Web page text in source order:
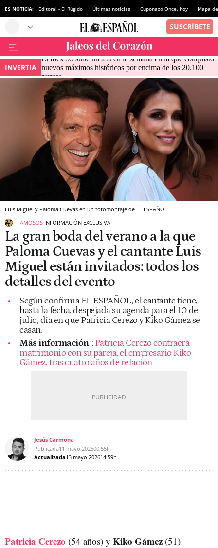
ES NOTICIA: Editoral - El Rúgido Últimas noticias Cuponazo Once, hoy Mapa
INVERTIA
El Ibex 35 sube un 2% en la semana en la que conquistó
nuevos máximos históricos por encima de los 20.100
puntos
Luis Miguel y Paloma Cuevas en un fotomontaje de EL ESPAÑOL.
FAMOSOS INFORMACIÓN EXCLUSIVA
La gran boda del verano a la que
Paloma Cuevas y el cantante Luis
Miguel están invitados: todos los
detalles del evento
Según confirma EL ESPAÑOL, el cantante tiene,
hasta la fecha, despejada su agenda para el 10 de
julio, día en que Patricia Cerezo y Kiko Gámez se
casan.
Más información : Patricia Cerezo contraerá
matrimonio con su pareja, el empresario Kiko
Gámez, tras cuatro años de relación
Jesús Carmona
Publicada11 mayo 202600:55h
Actualizada13 mayo 202614:59h
Patricia Cerezo (54 años) y Kiko Gámez (51)